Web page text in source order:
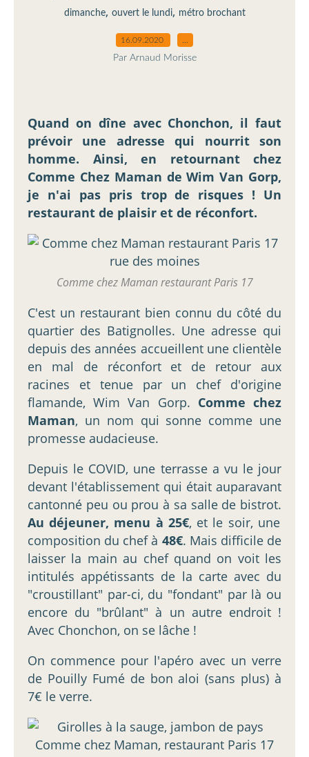
dimanche, ouvert le lundi, métro brochant
16.09.2020
Par Arnaud Morisse
Quand on dîne avec Chonchon, il faut
prévoir une adresse qui nourrit son
homme. Ainsi, en retournant chez
Comme Chez Maman de Wim Van Gorp,
je n'ai pas pris trop de risques ! Un
restaurant de plaisir et de réconfort.
Comme chez Maman restaurant Paris 17
C'est un restaurant bien connu du côté du
quartier des Batignolles. Une adresse qui
depuis des années accueillent une clientèle
en mal de réconfort et de retour aux
racines et tenue par un chef d'origine
flamande, Wim Van Gorp. Comme chez
Maman, un nom qui sonne comme une
promesse audacieuse.
Depuis le COVID, une terrasse a vu le jour
devant l'établissement qui était auparavant
cantonné peu ou prou à sa salle de bistrot.
Au déjeuner, menu à 25€, et le soir, une
composition du chef à 48€. Mais difficile de
laisser la main au chef quand on voit les
intitulés appétissants de la carte avec du
"croustillant" par-ci, du "fondant" par là ou
encore du "brûlant" à un autre endroit !
Avec Chonchon, on se lâche !
On commence pour l'apéro avec un verre
de Pouilly Fumé de bon aloi (sans plus) à
7€ le verre.